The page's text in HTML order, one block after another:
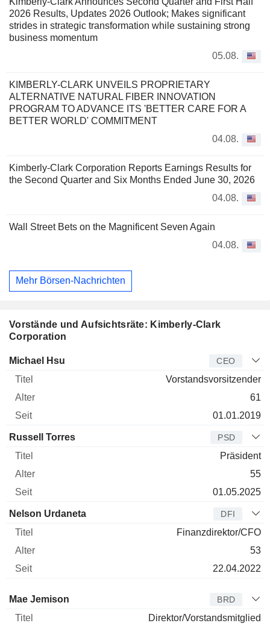
2026 Results, Updates 2026 Outlook; Makes significant
strides in strategic transformation while sustaining strong
business momentum
05.08.
KIMBERLY-CLARK UNVEILS PROPRIETARY
ALTERNATIVE NATURAL FIBER INNOVATION
PROGRAM TO ADVANCE ITS 'BETTER CARE FOR A
BETTER WORLD' COMMITMENT
04.08.
Kimberly-Clark Corporation Reports Earnings Results for
the Second Quarter and Six Months Ended June 30, 2026
04.08.
Wall Street Bets on the Magnificent Seven Again
04.08.
Mehr Börsen-Nachrichten
Vorstände und Aufsichtsräte: Kimberly-Clark
Corporation
Manager Titel
Michael Hsu CEO
Vorstandsvorsitzender
61
01.01.2019
Russell Torres PSD
Präsident
55
01.05.2025
Nelson Urdaneta DFI
Finanzdirektor/CFO
53
22.04.2022
Verwaltungsratsmitglied
Mae Jemison BRD
Direktor/Vorstandsmitglied